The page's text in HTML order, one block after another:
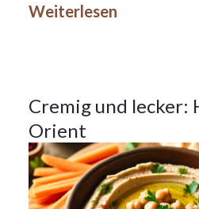
Weiterlesen
10
NOV.
2023
Beilagen,
Cremig und lecker:
Orient